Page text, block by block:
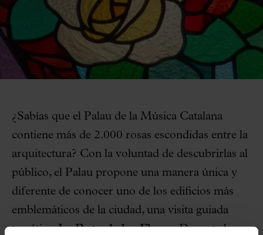
¿Sabías que el Palau de la Música Catalana
contiene más de 2.000 rosas escondidas entre la
arquitectura? Con la voluntad de descubrirlas al
público, el Palau propone una manera única y
diferente de conocer uno de los edificios más
emblemáticos de la ciudad, una visita guiada
temática:La Ruta de las Flores. Durante la